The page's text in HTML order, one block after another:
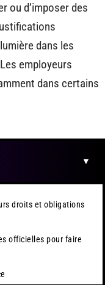
ou d’imposer des
dans les
employeurs
dans certains
droits et obligations
officielles pour faire